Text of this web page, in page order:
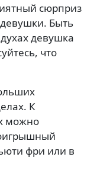
сюрприз
Быть
девушка
что
К
можно
фри или в